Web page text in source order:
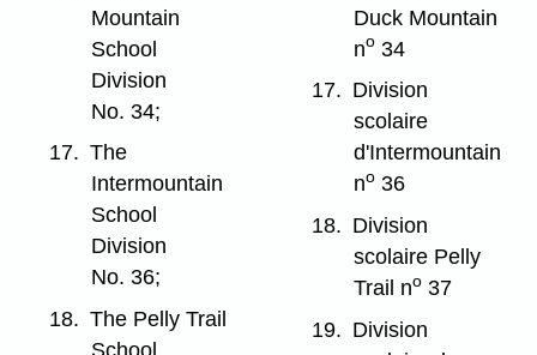
Mountain
School
Division
No. 34;
17. The
Intermountain
School
Division
No. 36;
18. The Pelly Trail
Duck Mountain
no 34
17. Division
scolaire
d'Intermountain
no 36
18. Division
scolaire Pelly
Trail no 37
19. Division